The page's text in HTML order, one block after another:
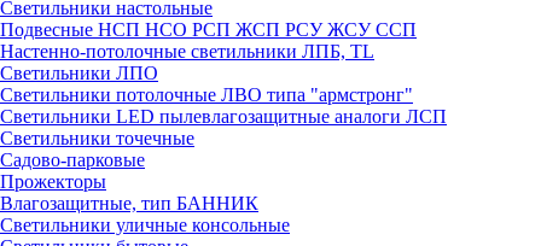
Светильники настольные
Подвесные НСП НСО РСП ЖСП РСУ ЖСУ ССП
Настенно-потолочные светильники ЛПБ, TL
Светильники ЛПО
Светильники потолочные ЛВО типа "армстронг"
Светильники LED пылевлагозащитные аналоги ЛСП
Светильники точечные
Садово-парковые
Прожекторы
Влагозащитные, тип БАННИК
Светильники уличные консольные